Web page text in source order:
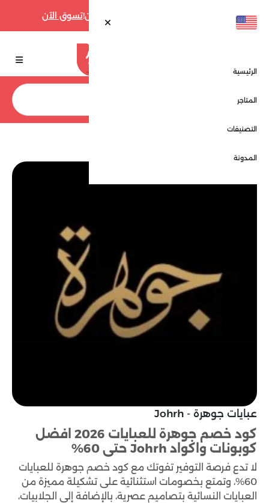
تسوق الآن
الرئيسية
المتاجر
التصنيفات
المدونة
عبايات جوهرة - Johrh
كود خصم جوهرة للعبايات 2026 افضل
كوبونات واكواد Johrh حتى 60%
لا تدع فرصة التوفير تفوتك مع كود خصم جوهرة للعبايات
60%، وتمتع بخصومات استثنائية على تشكيلة مميزة من
العبايات النسائية بتصاميم عصرية، بالإضافة إلى الجلابيات،